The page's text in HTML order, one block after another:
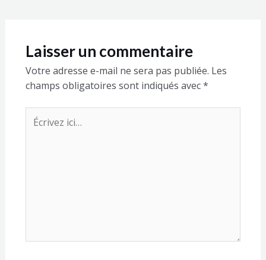
Laisser un commentaire
Votre adresse e-mail ne sera pas publiée. Les
champs obligatoires sont indiqués avec*
Écrivez
ici…